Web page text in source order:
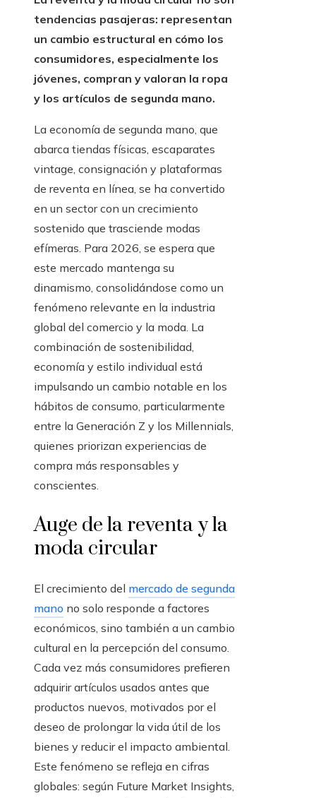
tendencias pasajeras: representan
un cambio estructural en cómo los
consumidores, especialmente los
jóvenes, compran y valoran la ropa
y los artículos de segunda mano.
La economía de segunda mano, que
abarca tiendas físicas, escaparates
vintage, consignación y plataformas
de reventa en línea, se ha convertido
en un sector con un crecimiento
sostenido que trasciende modas
efímeras. Para 2026, se espera que
este mercado mantenga su
dinamismo, consolidándose como un
fenómeno relevante en la industria
global del comercio y la moda. La
combinación de sostenibilidad,
economía y estilo individual está
impulsando un cambio notable en los
hábitos de consumo, particularmente
entre la Generación Z y los Millennials,
quienes priorizan experiencias de
compra más responsables y
conscientes.
Auge de la reventa y la
moda circular
El crecimiento del mercado de segunda
mano no solo responde a factores
económicos, sino también a un cambio
cultural en la percepción del consumo.
Cada vez más consumidores prefieren
adquirir artículos usados antes que
productos nuevos, motivados por el
deseo de prolongar la vida útil de los
bienes y reducir el impacto ambiental.
Este fenómeno se refleja en cifras
globales: según Future Market Insights,